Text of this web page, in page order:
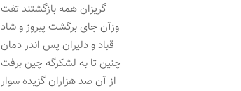
گریزان همه بازگشتند تفت
وزآن جای برگشت پیروز و شاد
قباد و دلیران پس اندر دمان
چنین تا به لشکرگه چین برفت
از آن صد هزاران گزیده سوار